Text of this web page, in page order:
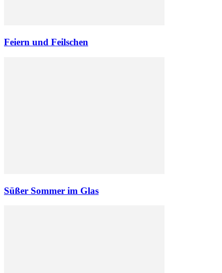
Feiern und Feilschen
Süßer Sommer im Glas